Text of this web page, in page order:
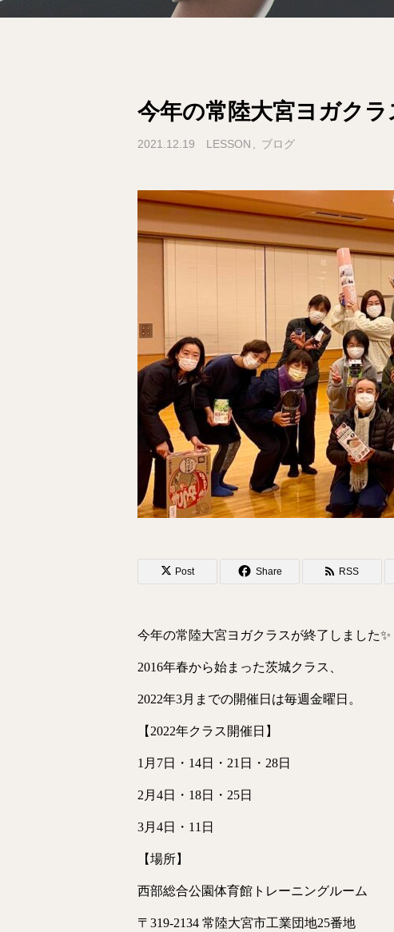
今年の常陸大宮ヨガクラ
2021.12.19 LESSON ブログ
Post Share RSS
今年の常陸大宮ヨガクラスが終了しました✨
2016年春から始まった茨城クラス、
2022年3月までの開催日は毎週金曜日。
【2022年クラス開催日】
1月7日・14日・21日・28日
2月4日・18日・25日
3月4日・11日
【場所】
西部総合公園体育館トレーニングルーム
〒319-2134 常陸大宮市工業団地25番地